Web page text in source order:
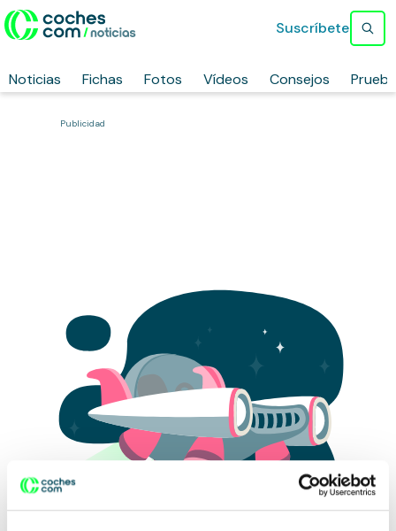
Noticias Fichas Fotos Vídeos Consejos
Suscríbete
Publicidad